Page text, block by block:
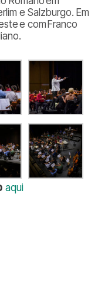
e Salzburgo. Em
e com Franco
.
aqui